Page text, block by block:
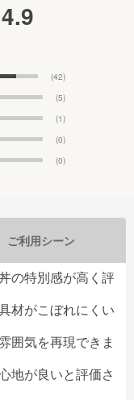
4.9
(42)
(5)
(1)
(0)
(0)
ご利用シーン
の特別感が高く評
材がこぼれにくい
囲気を再現できま
地が良いと評価さ